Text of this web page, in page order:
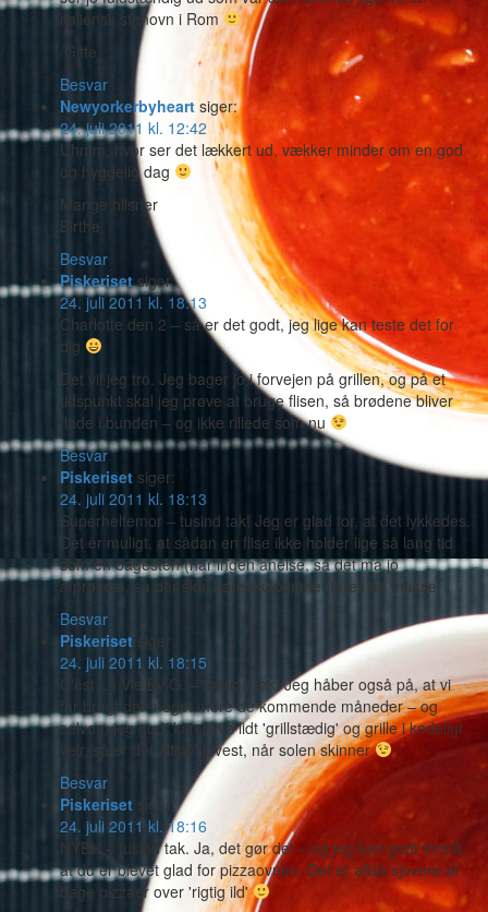
italiensk stenovn i Rom
/Gitte
Besvar
Newyorkerbyheart siger:
24. juli 2011 kl. 12:42
Uhmm, hvor ser det lækkert ud, vækker minder om en god
og hyggelig dag
Mange hilsner
Birthe
Besvar
Piskeriset siger:
24. juli 2011 kl. 18:13
Charlotte den 2 – så er det godt, jeg lige kan teste det for
dig
Det vil jeg tro. Jeg bager jo i forvejen på grillen, og på et
tidspunkt skal jeg prøve at bruge flisen, så brødene bliver
flade i bunden – og ikke rillede som nu
Besvar
Piskeriset siger:
24. juli 2011 kl. 18:13
Superheltemor – tusind tak! Jeg er glad for, at det lykkedes.
Det er muligt, at sådan en flise ikke holder lige så lang tid
som en bagesten (har ingen anelse, så det må jo
afprøves), så der skal bare eksperimenteres en masse!
Besvar
Piskeriset siger:
24. juli 2011 kl. 18:15
C'est La Vie By G. – mange tak! Jeg håber også på, at vi
får brugt den noget mere de kommende måneder – og
selvom jeg godt kan blive lidt 'grillstædig' og grille i kedeligt
vejr, så er det altså sjovest, når solen skinner
Besvar
Piskeriset siger:
24. juli 2011 kl. 18:16
NYBH – tusind tak. Ja, det gør det – og jeg kan godt forstå,
at du er blevet glad for pizzaovnen. Det er altså sjovere at
bage pizzaer over 'rigtig ild'